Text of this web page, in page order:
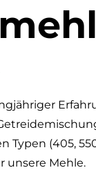
Typen (405,
unsere Mehle.